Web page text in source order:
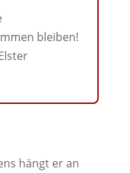
bleiben!
hängt er an